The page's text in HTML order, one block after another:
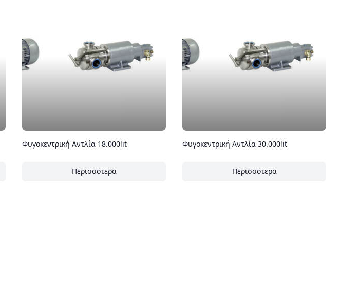
Φυγοκεντρική Αντλία 18.000lit
Περισσότερα
Φυγοκεντρική Αντλία 30.000lit
Περισσότερα